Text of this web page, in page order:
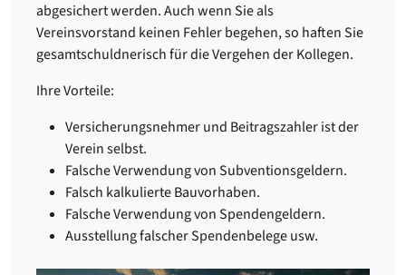
abgesichert werden. Auch wenn Sie als
Vereinsvorstand keinen Fehler begehen, so haften Sie
gesamtschuldnerisch für die Vergehen der Kollegen.
Ihre Vorteile:
Versicherungsnehmer und Beitragszahler ist der
Verein selbst.
Falsche Verwendung von Subventionsgeldern.
Falsch kalkulierte Bauvorhaben.
Falsche Verwendung von Spendengeldern.
Ausstellung falscher Spendenbelege usw.